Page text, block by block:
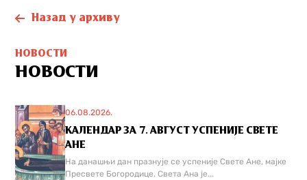
Назад у архиву
НОВОСТИ
НОВОСТИ
06.08.2026.
КАЛЕНДАР ЗА 7. АВГУСТ УСПЕНИЈЕ СВЕТЕ
АНЕ
На данашњи дан празнује се успеније Свете Ане, мајке
Пресвете Богородице. Света Ана је...